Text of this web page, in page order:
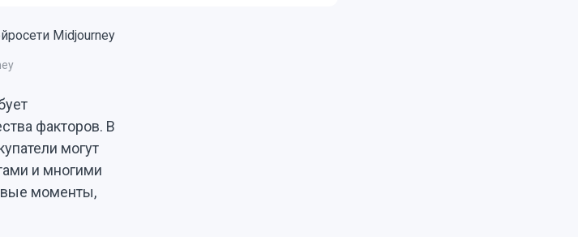
факторов. В
могут
и многими
моменты,